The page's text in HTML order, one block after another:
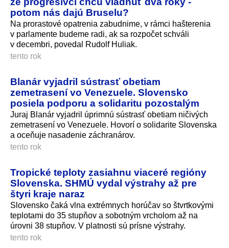
potom nás dajú Bruselu?
Na prorastové opatrenia zabudnime, v rámci hašterenia
v parlamente budeme radi, ak sa rozpočet schváli
v decembri, povedal Rudolf Huliak.
tento rok
Blanár vyjadril sústrasť obetiam
zemetrasení vo Venezuele. Slovensko
posiela podporu a solidaritu pozostalým
Juraj Blanár vyjadril úprimnú sústrasť obetiam ničivých
zemetrasení vo Venezuele. Hovorí o solidarite Slovenska
a oceňuje nasadenie záchranárov.
tento rok
Tropické teploty zasiahnu viaceré regióny
Slovenska. SHMÚ vydal výstrahy až pre
štyri kraje naraz
Slovensko čaká vlna extrémnych horúčav so štvrtkovými
teplotami do 35 stupňov a sobotným vrcholom až na
úrovni 38 stupňov. V platnosti sú prísne výstrahy.
tento rok